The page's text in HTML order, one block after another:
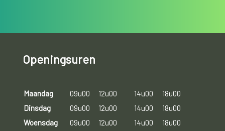
Openingsuren
Maandag 09u00 12u00 14u00
18u00
Dinsdag
09u00 12u00 14u00
18u00
Woensdag
09u00 12u00 14u00
18u00